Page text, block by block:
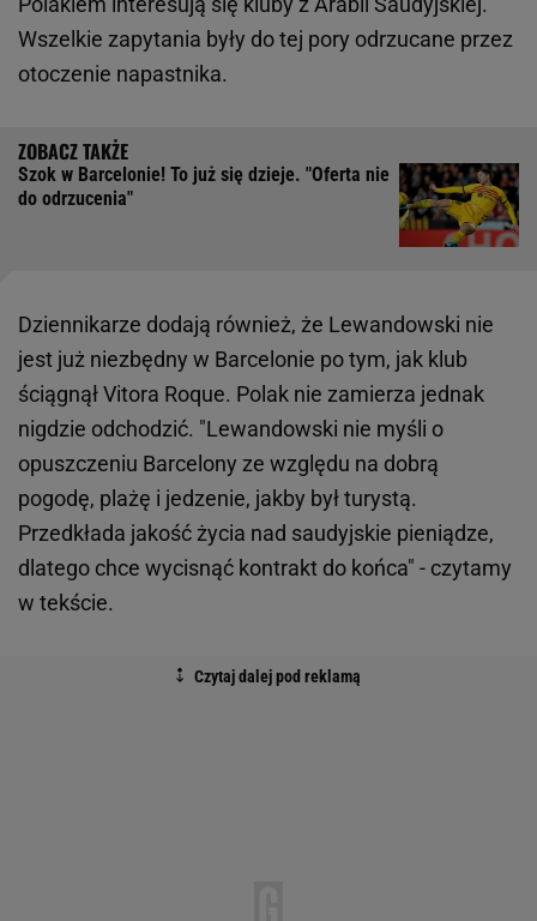
Wszelkie zapytania były do tej pory odrzucane przez
otoczenie napastnika.
Szok w Barcelonie! To już się dzieje. "Oferta nie
do odrzucenia"
Dziennikarze dodają również, że Lewandowski nie
jest już niezbędny w Barcelonie po tym, jak klub
ściągnął Vitora Roque. Polak nie zamierza jednak
nigdzie odchodzić. "Lewandowski nie myśli o
opuszczeniu Barcelony ze względu na dobrą
pogodę, plażę i jedzenie, jakby był turystą.
Przedkłada jakość życia nad saudyjskie pieniądze,
dlatego chce wycisnąć kontrakt do końca" - czytamy
w tekście.